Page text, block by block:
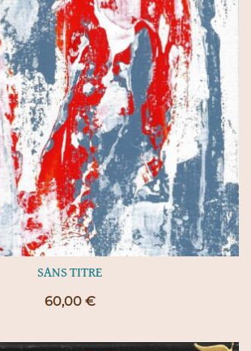
SANS TITRE
60,00 €